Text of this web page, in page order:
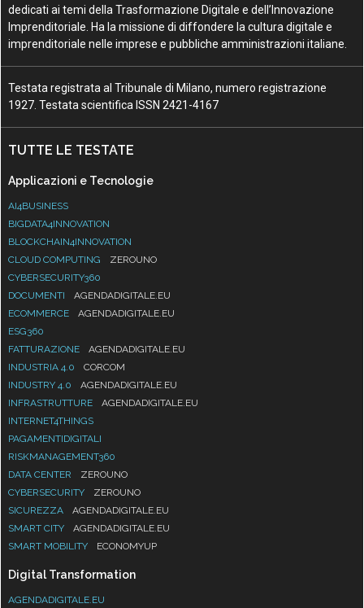
dedicati ai temi della Trasformazione Digitale e dell’Innovazione
Imprenditoriale. Ha la missione di diffondere la cultura digitale e
imprenditoriale nelle imprese e pubbliche amministrazioni italiane.
Testata registrata al Tribunale di Milano, numero registrazione
1927. Testata scientifica ISSN 2421-4167
TUTTE LE TESTATE
Applicazioni e Tecnologie
AI4BUSINESS
BIGDATA4INNOVATION
BLOCKCHAIN4INNOVATION
CLOUD COMPUTING
ZEROUNO
CYBERSECURITY360
DOCUMENTI
AGENDADIGITALE.EU
ECOMMERCE
AGENDADIGITALE.EU
ESG360
FATTURAZIONE
AGENDADIGITALE.EU
INDUSTRIA 4.0
CORCOM
INDUSTRY 4.0
AGENDADIGITALE.EU
INFRASTRUTTURE
AGENDADIGITALE.EU
INTERNET4THINGS
PAGAMENTIDIGITALI
RISKMANAGEMENT360
DATA CENTER
ZEROUNO
CYBERSECURITY
ZEROUNO
SICUREZZA
AGENDADIGITALE.EU
SMART CITY
AGENDADIGITALE.EU
SMART MOBILITY
ECONOMYUP
Digital Transformation
AGENDADIGITALE.EU